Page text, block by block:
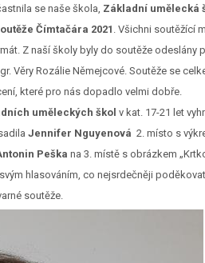
se naše škola, Základní umělecká
Čímtačára 2021 . Všichni soutěžící
Z naší školy byly do soutěže odeslány
Věry Rozálie Němejcové. Soutěže se
které pro nás dopadlo velmi dobře.
uměleckých škol v kat. 17-21 let
Jennifer Nguyenová 2. místo s
Peška na 3. místě s obrázkem
hlasováním, co nejsrdečněji
soutěže.